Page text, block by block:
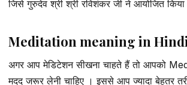
जिसे गुरुदेव श्री श्री रविशंकर जी ने आयोजित
Meditation meaning in
अगर आप मेडिटेशन सीखना चाहते हैं तो आपको
मदद जरूर लेनी चाहिए । इससे आप ज्यादा बेहतर